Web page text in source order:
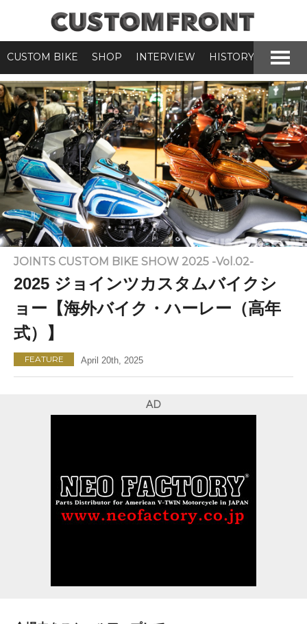
CUSTOM BIKE SHOP INTERVIEW HISTORY
JOINTS CUSTOM BIKE SHOW 2025 -Vol.02-
2025 ジョインツカスタムバイクシ
ョー【海外バイク・ハーレー（高年
式）】
FEATURE April 20th, 2025
AD